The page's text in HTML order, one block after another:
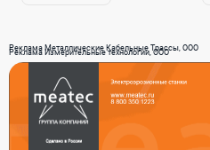
станки
плазменной и
газовой резки...
Реклама Металлические Кабельные Трассы, ООО
Реклама Измерительные технологии, ООО